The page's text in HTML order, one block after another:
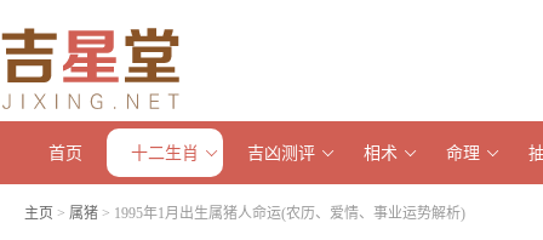
首页 十二生肖 吉凶测评 相术 命理
主页 > 属猪 > 1995年1月出生属猪人命运(农历、爱情、事业运势解析)